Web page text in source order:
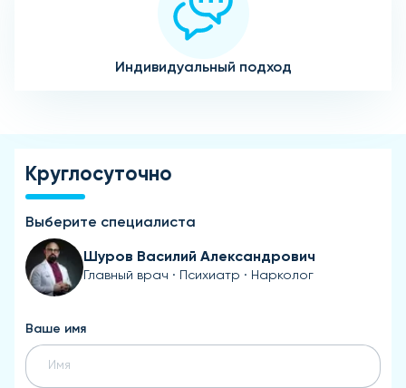
Индивидуальный подход
Круглосуточно
Выберите специалиста
Шуров Василий Александрович
Главный врач · Психиатр · Нарколог
Ваше имя